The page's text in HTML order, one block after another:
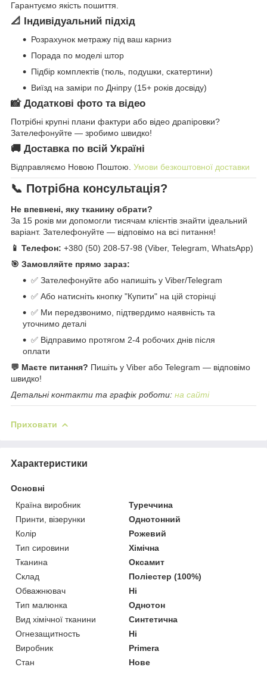
Гарантуємо якість пошиття.
📐 Індивідуальний підхід
Розрахунок метражу під ваш карниз
Порада по моделі штор
Підбір комплектів (тюль, подушки, скатертини)
Виїзд на заміри по Дніпру (15+ років досвіду)
📸 Додаткові фото та відео
Потрібні крупні плани фактури або відео драпіровки?
Зателефонуйте — зробимо швидко!
🚚 Доставка по всій Україні
Відправляємо Новою Поштою. Умови безкоштовної доставки
📞 Потрібна консультація?
Не впевнені, яку тканину обрати?
За 15 років ми допомогли тисячам клієнтів знайти ідеальний
варіант. Зателефонуйте — відповімо на всі питання!
📱 Телефон: +380 (50) 208-57-98 (Viber, Telegram, WhatsApp)
🎯 Замовляйте прямо зараз:
✅ Зателефонуйте або напишіть у Viber/Telegram
✅ Або натисніть кнопку "Купити" на цій сторінці
✅ Ми передзвонимо, підтвердимо наявність та
уточнимо деталі
✅ Відправимо протягом 2-4 робочих днів після
оплати
💬 Маєте питання? Пишіть у Viber або Telegram — відповімо
швидко!
Детальні контакти та графік роботи: на сайті
Приховати
Характеристики
Основні
Країна виробник
Туреччина
Принти, візерунки
Однотонний
Колір
Рожевий
Тип сировини
Хімічна
Тканина
Оксамит
Склад
Поліестер (100%)
Обважнювач
Ні
Тип малюнка
Однотон
Вид хімічної тканини
Синтетична
Огнезащитность
Ні
Виробник
Primera
Стан
Нове